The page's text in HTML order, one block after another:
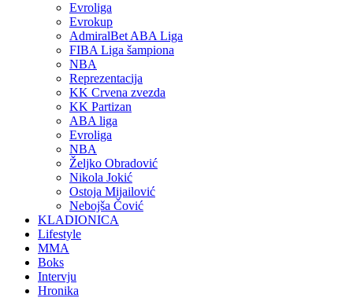
Evroliga
Evrokup
AdmiralBet ABA Liga
FIBA Liga šampiona
NBA
Reprezentacija
KK Crvena zvezda
KK Partizan
ABA liga
Evroliga
NBA
Željko Obradović
Nikola Jokić
Ostoja Mijailović
Nebojša Čović
KLADIONICA
Lifestyle
MMA
Boks
Intervju
Hronika